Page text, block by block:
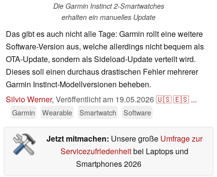
Die Garmin Instinct 2-Smartwatches
erhalten ein manuelles Update
Das gibt es auch nicht alle Tage: Garmin rollt eine weitere
Software-Version aus, welche allerdings nicht bequem als
OTA-Update, sondern als Sideload-Update verteilt wird.
Dieses soll einen durchaus drastischen Fehler mehrerer
Garmin Instinct-Modellversionen beheben.
Silvio Werner, Veröffentlicht am 19.05.2026🇺🇸🇪🇸 ...
Garmin Wearable Smartwatch Software
Jetzt mitmachen: Unsere große Umfrage zur
Servicezufriedenheitbei Laptops und
Smartphones 2026